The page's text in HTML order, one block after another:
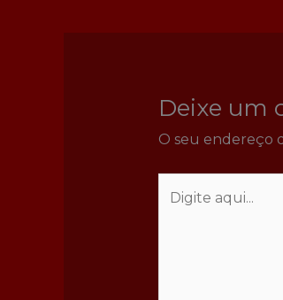
Deixe um
O seu endereço
aqui...